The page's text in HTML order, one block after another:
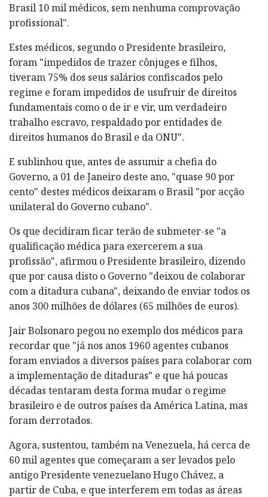
Brasil 10 mil médicos, sem nenhuma comprovação
profissional".
Estes médicos, segundo o Presidente brasileiro,
foram "impedidos de trazer cônjuges e filhos,
tiveram 75% dos seus salários confiscados pelo
regime e foram impedidos de usufruir de direitos
fundamentais como o de ir e vir, um verdadeiro
trabalho escravo, respaldado por entidades de
direitos humanos do Brasil e da ONU".
E sublinhou que, antes de assumir a chefia do
Governo, a 01 de Janeiro deste ano, "quase 90 por
cento" destes médicos deixaram o Brasil "por acção
unilateral do Governo cubano".
Os que decidiram ficar terão de submeter-se "a
qualificação médica para exercerem a sua
profissão", afirmou o Presidente brasileiro, dizendo
que por causa disto o Governo "deixou de colaborar
com a ditadura cubana", deixando de enviar todos os
anos 300 milhões de dólares (65 milhões de euros).
Jair Bolsonaro pegou no exemplo dos médicos para
recordar que "já nos anos 1960 agentes cubanos
foram enviados a diversos países para colaborar com
a implementação de ditaduras" e que há poucas
décadas tentaram desta forma mudar o regime
brasileiro e de outros países da América Latina, mas
foram derrotados.
Agora, sustentou, também na Venezuela, há cerca de
60 mil agentes que começaram a ser levados pelo
antigo Presidente venezuelano Hugo Chávez, a
partir de Cuba, e que interferem em todas as áreas